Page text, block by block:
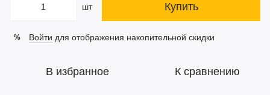
шт Купить
% Войти для отображения накопительной скидки
В избранное К сравнению